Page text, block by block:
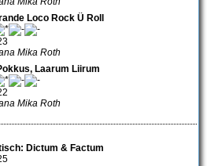
Loco Rock Ü Roll
Mika Roth
Laarum Liirum
Mika Roth
Dictum & Factum